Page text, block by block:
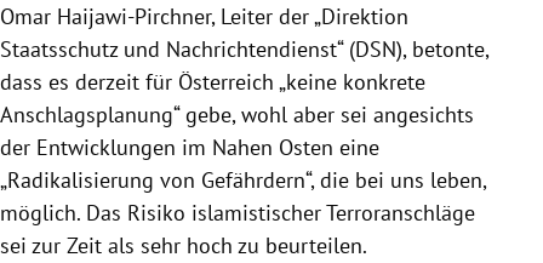
Omar Haijawi-Pirchner, Leiter der„Direktion
Staatsschutz und Nachrichtendienst“ (DSN), betonte,
dass es derzeit für Österreich „keine konkrete
Anschlagsplanung“ gebe, wohl aber sei angesichts
der Entwicklungen im Nahen Osten eine
„Radikalisierung von Gefährdern“, die bei uns leben,
möglich. Das Risiko islamistischer Terroranschläge
sei zur Zeit als sehr hoch zu beurteilen.